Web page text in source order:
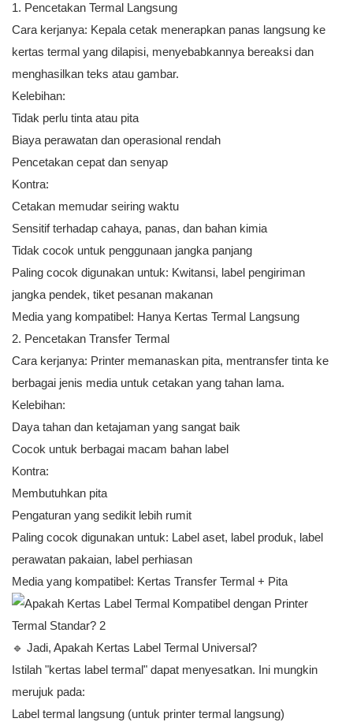
1. Pencetakan Termal Langsung
Cara kerjanya: Kepala cetak menerapkan panas langsung ke
kertas termal yang dilapisi, menyebabkannya bereaksi dan
menghasilkan teks atau gambar.
Kelebihan:
Tidak perlu tinta atau pita
Biaya perawatan dan operasional rendah
Pencetakan cepat dan senyap
Kontra:
Cetakan memudar seiring waktu
Sensitif terhadap cahaya, panas, dan bahan kimia
Tidak cocok untuk penggunaan jangka panjang
Paling cocok digunakan untuk: Kwitansi, label pengiriman
jangka pendek, tiket pesanan makanan
Media yang kompatibel: Hanya Kertas Termal Langsung
2. Pencetakan Transfer Termal
Cara kerjanya: Printer memanaskan pita, mentransfer tinta ke
berbagai jenis media untuk cetakan yang tahan lama.
Kelebihan:
Daya tahan dan ketajaman yang sangat baik
Cocok untuk berbagai macam bahan label
Kontra:
Membutuhkan pita
Pengaturan yang sedikit lebih rumit
Paling cocok digunakan untuk: Label aset, label produk, label
perawatan pakaian, label perhiasan
Media yang kompatibel: Kertas Transfer Termal + Pita
🔹 Jadi, Apakah Kertas Label Termal Universal?
Istilah "kertas label termal" dapat menyesatkan. Ini mungkin
merujuk pada:
Label termal langsung (untuk printer termal langsung)